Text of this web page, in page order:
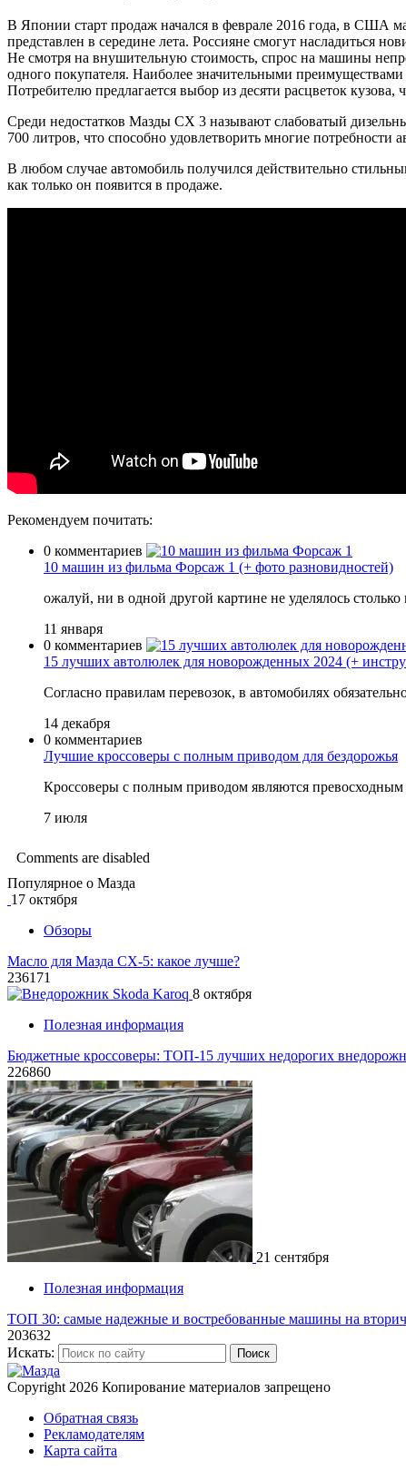
В Японии старт продаж начался в феврале 2016 года, в США
представлен в середине лета. Россияне смогут насладиться
Не смотря на внушительную стоимость, спрос на машины
одного покупателя. Наиболее значительными преимуществами
Потребителю предлагается выбор из десяти расцветок
Среди недостатков Мазды CX 3 называют слабоватый
700 литров, что способно удовлетворить многие потребности
В любом случае автомобиль получился действительно
как только он появится в продаже.
Рекомендуем почитать:
0 комментариев
10 машин из фильма Форсаж 1 (+ фото разновидностей)
ожалуй, ни в одной другой картине не уделялось
11 января
0 комментариев
15 лучших автолюлек для новорожденных 2024 (+
Согласно правилам перевозок, в автомобилях
14 декабря
0 комментариев
Лучшие кроссоверы с полным приводом для бездорожья
Кроссоверы с полным приводом являются
7 июля
Comments are disabled
Популярное о Мазда
17 октября
Обзоры
Масло для Мазда СХ-5: какое лучше?
236171
8 октября
Полезная информация
Бюджетные кроссоверы: ТОП-15 лучших недорогих
226860
21 сентября
Полезная информация
ТОП 30: самые надежные и востребованные машины на
203632
Искать:
Поиск
Copyright 2026 Копирование материалов запрещено
Обратная связь
Рекламодателям
Карта сайта